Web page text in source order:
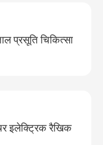
प्रसूति चिकित्सा
इलेक्ट्रिक रैखिक